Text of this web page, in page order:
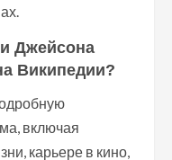
Джейсона
Википедии?
включая
карьере в кино,